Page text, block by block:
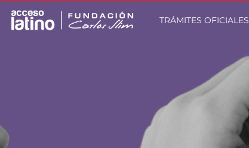
TRÁMITES OFICIALES